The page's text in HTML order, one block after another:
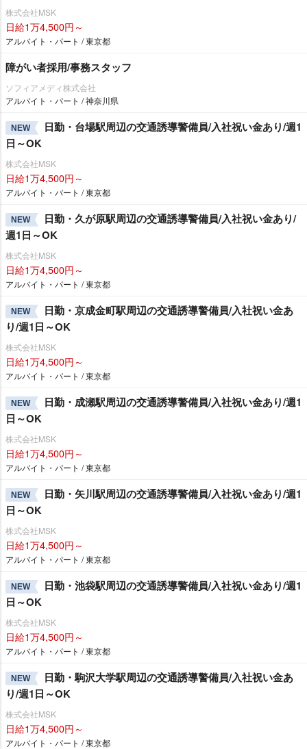
株式会社MSK
日給1万4,500円～
アルバイト・パート / 東京都
障がい者採用/事務スタッフ
ソフィアメディ株式会社
アルバイト・パート / 神奈川県
NEW
日勤・台場駅周辺の交通誘導警備員/入社祝い金あり/週1
日～OK
株式会社MSK
日給1万4,500円～
アルバイト・パート / 東京都
NEW
日勤・久が原駅周辺の交通誘導警備員/入社祝い金あり/
週1日～OK
株式会社MSK
日給1万4,500円～
アルバイト・パート / 東京都
NEW
日勤・京成金町駅周辺の交通誘導警備員/入社祝い金あ
り/週1日～OK
株式会社MSK
日給1万4,500円～
アルバイト・パート / 東京都
NEW
日勤・成瀬駅周辺の交通誘導警備員/入社祝い金あり/週1
日～OK
株式会社MSK
日給1万4,500円～
アルバイト・パート / 東京都
NEW
日勤・矢川駅周辺の交通誘導警備員/入社祝い金あり/週1
日～OK
株式会社MSK
日給1万4,500円～
アルバイト・パート / 東京都
NEW
日勤・池袋駅周辺の交通誘導警備員/入社祝い金あり/週1
日～OK
株式会社MSK
日給1万4,500円～
アルバイト・パート / 東京都
NEW
日勤・駒沢大学駅周辺の交通誘導警備員/入社祝い金あ
り/週1日～OK
株式会社MSK
日給1万4,500円～
アルバイト・パート / 東京都